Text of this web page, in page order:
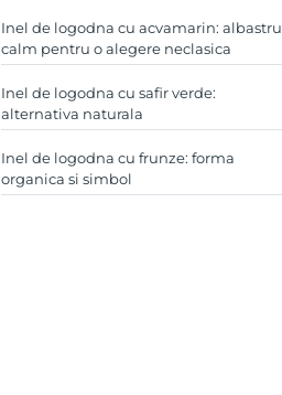
Inel de logodna cu acvamarin: albastru
calm pentru o alegere neclasica
Inel de logodna cu safir verde:
alternativa naturala
Inel de logodna cu frunze: forma
organica si simbol